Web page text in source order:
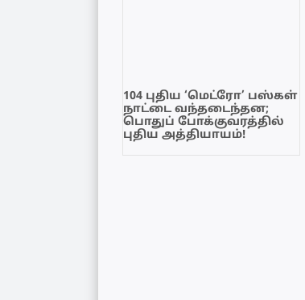
104 புதிய ‘மெட்ரோ’ பஸ்கள்
நாட்டை வந்தடைந்தன;
பொதுப் போக்குவரத்தில்
புதிய அத்தியாயம்!